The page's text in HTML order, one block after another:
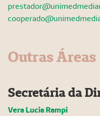
Outras Áreas
Secretária da
Vera Lucia Rampi